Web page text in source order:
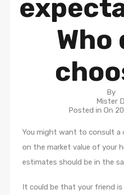
Who
By
Mister
Posted in On
You might want to consult a
on the market value of your
estimates should be in the
It could be that your friend